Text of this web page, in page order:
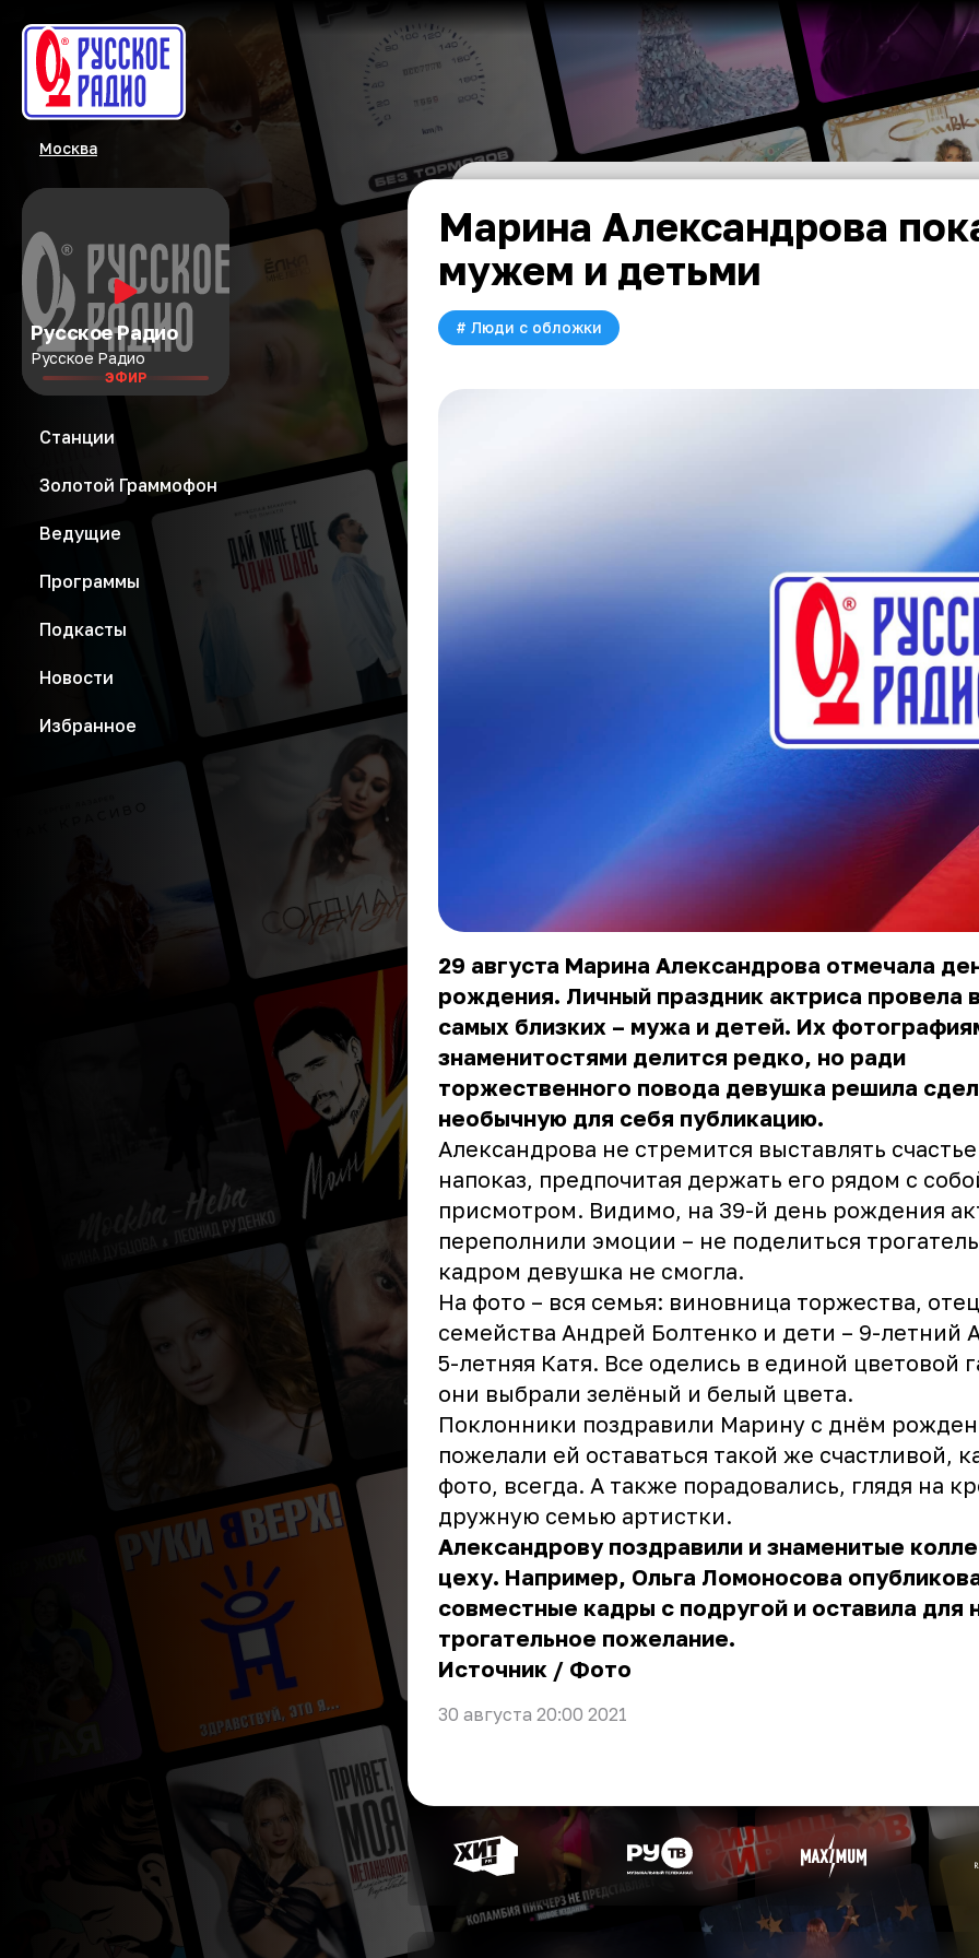
Москва
Русское Радио
Русское Радио
ЭФИР
Станции
Золотой Граммофон
Ведущие
Программы
Подкасты
Новости
Избранное
Марина Александрова
мужем и детьми
# Люди с обложки
29 августа Марина Александрова отмечала
рождения. Личный праздник актриса провела
самых близких – мужа и детей. Их
знаменитостями делится редко, но ради
торжественного повода девушка решила
необычную для себя публикацию.
Александрова не стремится выставлять счастье
напоказ, предпочитая держать его рядом с
присмотром. Видимо, на 39-й день рождения
переполнили эмоции – не поделиться
кадром девушка не смогла.
На фото – вся семья: виновница торжества, отец
семейства Андрей Болтенко и дети – 9-летний
5-летняя Катя. Все оделись в единой цветовой
они выбрали зелёный и белый цвета.
Поклонники поздравили Марину с днём
пожелали ей оставаться такой же счастливой,
фото, всегда. А также порадовались, глядя на
дружную семью артистки.
Александрову поздравили и знаменитые
цеху. Например, Ольга Ломоносова
совместные кадры с подругой и оставила для
трогательное пожелание.
Источник / Фото
30 августа 20:00 2021